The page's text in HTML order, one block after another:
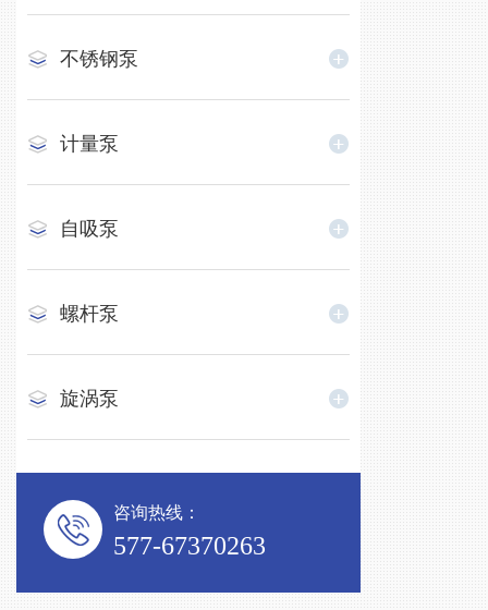
不锈钢泵
计量泵
自吸泵
螺杆泵
旋涡泵
咨询热线：
577-67370263